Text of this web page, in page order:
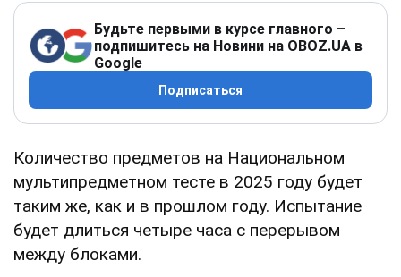
Будьте первыми в курсе главного –
подпишитесь на Новини на OBOZ.UA в
Google
Подписаться
Количество предметов на Национальном
мультипредметном тесте в 2025 году будет
таким же, как и в прошлом году. Испытание
будет длиться четыре часа с перерывом
между блоками.